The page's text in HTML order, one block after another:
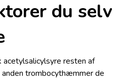
du selv
acetylsalicylsyre resten af
trombocythæmmer de